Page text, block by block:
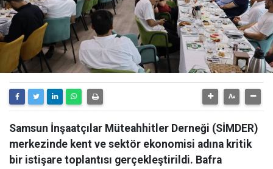
Samsun İnşaatçılar Müteahhitler Derneği (SİMDER)
merkezinde kent ve sektör ekonomisi adına kritik
bir istişare toplantısı gerçekleştirildi. Bafra